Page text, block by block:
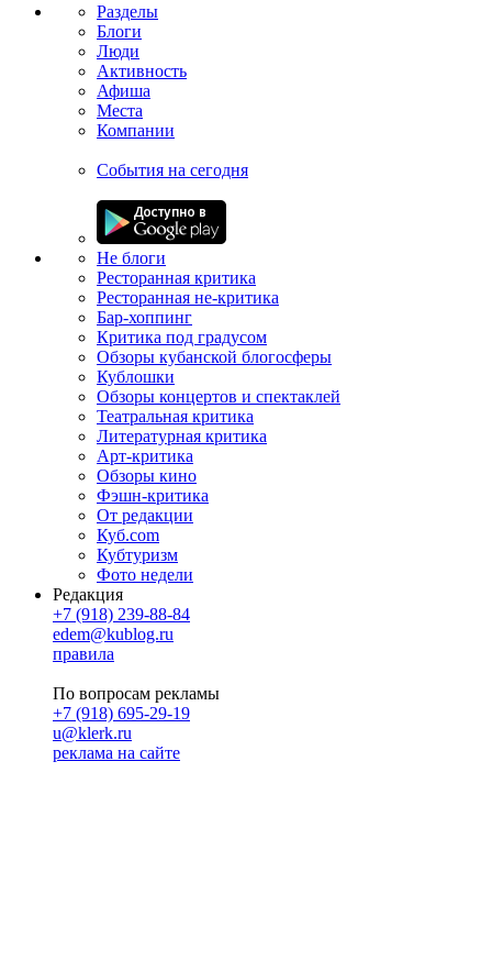
Разделы
Блоги
Люди
Активность
Афиша
Места
Компании
События на сегодня
Не блоги
Ресторанная критика
Ресторанная не-критика
Бар-хоппинг
Критика под градусом
Обзоры кубанской блогосферы
Кублошки
Обзоры концертов и спектаклей
Театральная критика
Литературная критика
Арт-критика
Обзоры кино
Фэшн-критика
От редакции
Куб.com
Кубтуризм
Фото недели
Редакция
+7 (918) 239-88-84
edem@kublog.ru
правила
По вопросам рекламы
+7 (918) 695-29-19
u@klerk.ru
реклама на сайте